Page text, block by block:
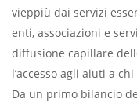
vieppiù dai servizi
enti, associazioni e
diffusione capillare
l’accesso agli aiuti a
Da un primo bilancio